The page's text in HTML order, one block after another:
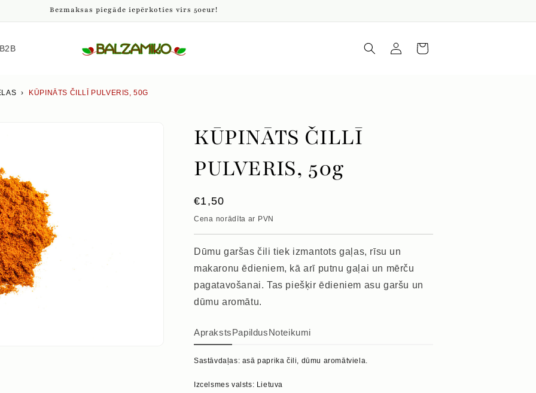
Bezmaksas piegāde iepērkoties virs 50eur!
B2B Piesakieties
grozs
› KŪPINĀTS ČILLĪ PULVERIS, 50G
KŪPINĀTS ČILLĪ
PULVERIS, 50g
Parastā
cena
€1,50
Cena norādīta ar PVN
Dūmu garšas čili tiek izmantots gaļas, rīsu un
makaronu ēdieniem, kā arī putnu gaļai un mērču
pagatavošanai. Tas piešķir ēdieniem asu garšu un
dūmu aromātu.
AprakstsPapildusNoteikumi
Sastāvdaļas: asā paprika čili, dūmu aromātviela.
Izcelsmes valsts: Lietuva